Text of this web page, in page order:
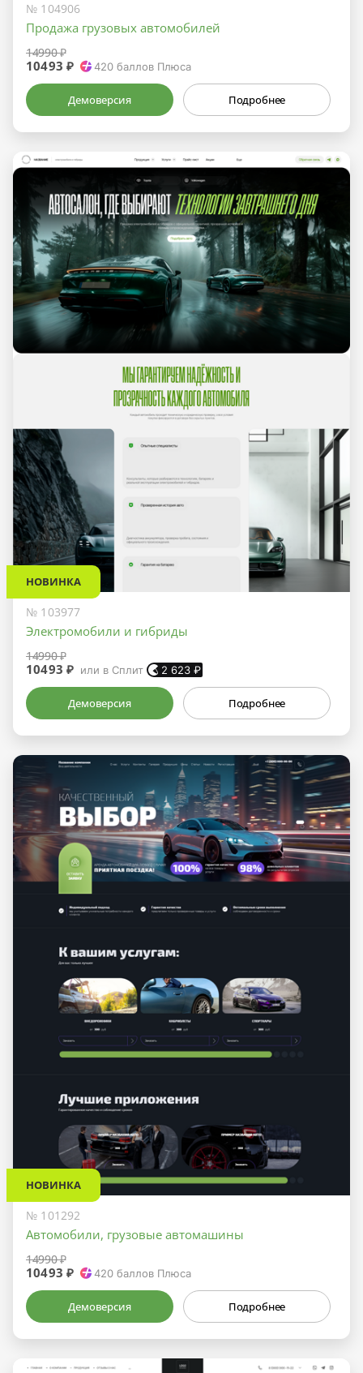
№ 104906
Продажа грузовых автомобилей
14990 ₽
10493 ₽ 420 баллов Плюса
Демоверсия Подробнее
НОВИНКА
№ 103977
Электромобили и гибриды
14990 ₽
10493 ₽ или в Сплит 2 623 ₽
Демоверсия Подробнее
НОВИНКА
№ 101292
Автомобили, грузовые автомашины
14990 ₽
10493 ₽ 420 баллов Плюса
Демоверсия Подробнее